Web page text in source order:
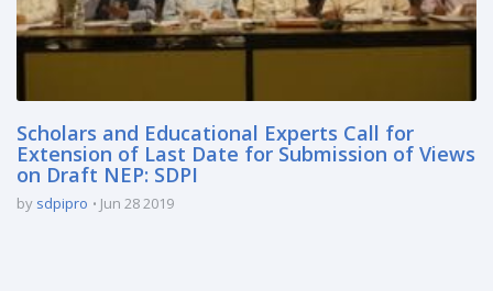
Scholars and Educational Experts Call for
Extension of Last Date for Submission of Views
on Draft NEP: SDPI
by sdpipro Jun 28 2019